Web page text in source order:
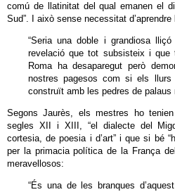
comú de llatinitat del qual emanen el
Sud”. I això sense necessitat d’aprendre
“Seria una doble i grandiosa
revelació que tot subsisteix i
Roma ha desaparegut però
nostres pagesos com si els llurs
construït amb les pedres de palaus
Segons Jaurès, els mestres ho
segles XII i XIII, “el dialecte del
cortesia, de poesia i d’art” i que si bé
per la primacia política de la França
meravellosos:
“És una de les branques